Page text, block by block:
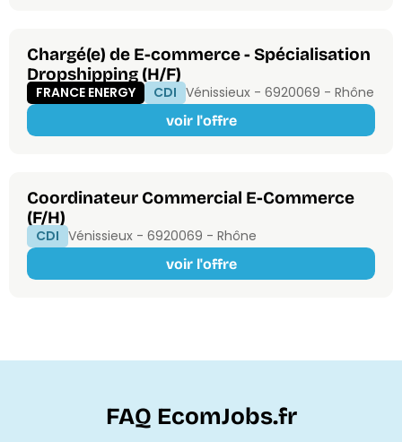
Chargé(e) de E-commerce - Spécialisation
Dropshipping (H/F)
FRANCE ENERGY CDI Vénissieux - 6920069 - Rhône
voir l'offre
Coordinateur Commercial E-Commerce
(F/H)
CDI Vénissieux - 6920069 - Rhône
voir l'offre
FAQ EcomJobs.fr